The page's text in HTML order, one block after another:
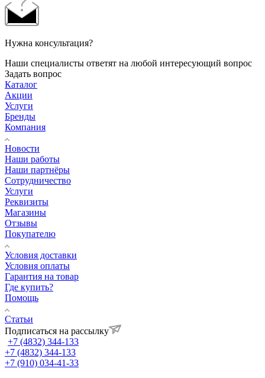
Нужна консультация?
Наши специалисты ответят на любой интересующий вопрос
Задать вопрос
Каталог
Акции
Услуги
Бренды
Компания
Новости
Наши работы
Наши партнёры
Сотрудничество
Услуги
Реквизиты
Магазины
Отзывы
Покупателю
Условия доставки
Условия оплаты
Гарантия на товар
Где купить?
Помощь
Статьи
Подписаться на рассылку
+7 (4832) 344-133
+7 (4832) 344-133
+7 (910) 034-41-33